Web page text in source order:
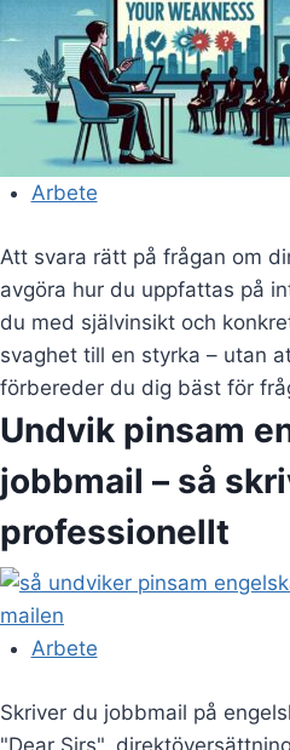
Arbete
Att svara rätt på frågan om
avgöra hur du uppfattas på
du med självinsikt och
svaghet till en styrka – utan
förbereder du dig bäst för
Undvik pinsam
jobbmail – så
professionellt
Arbete
Skriver du jobbmail på
"Dear Sirs",